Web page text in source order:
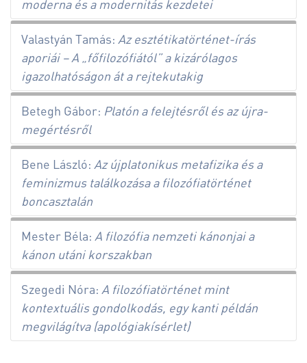
moderna és a modernitás kezdetei
Valastyán Tamás: Az esztétikatörténet-írás
aporiái – A „főfilozófiától” a kizárólagos
igazolhatóságon át a rejtekutakig
Betegh Gábor: Platón a felejtésről és az újra-
megértésről
Bene László: Az újplatonikus metafizika és a
feminizmus találkozása a filozófiatörténet
boncasztalán
Mester Béla: A filozófia nemzeti kánonjai a
kánon utáni korszakban
Szegedi Nóra: A filozófiatörténet mint
kontextuális gondolkodás, egy kanti példán
megvilágítva (apológiakísérlet)